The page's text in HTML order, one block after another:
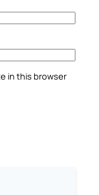
in this browser